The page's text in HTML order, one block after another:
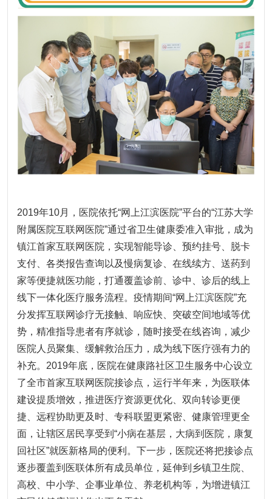
2019年10月，医院依托“网上江滨医院”平台的“江苏大学
附属医院互联网医院”通过省卫生健康委准入审批，成为
镇江首家互联网医院，实现智能导诊、预约挂号、脱卡
支付、各类报告查询以及慢病复诊、在线续方、送药到
家等便捷就医功能，打通覆盖诊前、诊中、诊后的线上
线下一体化医疗服务流程。疫情期间“网上江滨医院”充
分发挥互联网诊疗无接触、响应快、突破空间地域等优
势，精准指导患者有序就诊，随时接受在线咨询，减少
医院人员聚集、缓解救治压力，成为线下医疗强有力的
补充。2019年底，医院在健康路社区卫生服务中心设立
了全市首家互联网医院接诊点，运行半年来，为医联体
建设提质增效，推进医疗资源更优化、双向转诊更便
捷、远程协助更及时、专科联盟更紧密、健康管理更全
面，让辖区居民享受到“小病在基层，大病到医院，康复
回社区”就医新格局的便利。下一步，医院还将把接诊点
逐步覆盖到医联体所有成员单位，延伸到乡镇卫生院、
高校、中小学、企事业单位、养老机构等，为增进镇江